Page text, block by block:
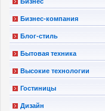
Бизнес-компания
Блог-стиль
Бытовая техника
Высокие технологии
Гостиницы
Дизайн